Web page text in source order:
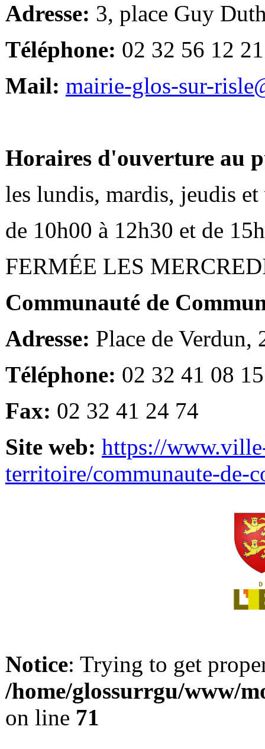
Adresse: 3, place Guy
Téléphone: 02 32 56 12 21
Mail: mairie-glos-sur-
Horaires d'ouverture au
les lundis, mardis, jeudis et
de 10h00 à 12h30 et de
FERMÉE LES
Communauté de
Adresse: Place de Verdun,
Téléphone: 02 32 41 08 15
Fax: 02 32 41 24 74
Site web: https://
territoire/communaute-de-
Notice: Trying to get
/home/glossurrgu/www/
on line 71